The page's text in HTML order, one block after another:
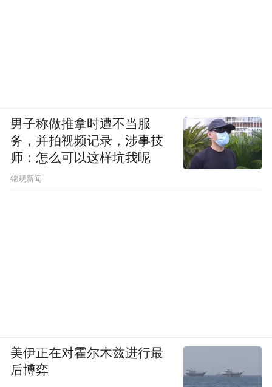
男子称做推拿时遭不当服
务，并拍视频记录，涉事技
师：怎么可以这样坑我呢
锦观新闻
美伊正在对霍尔木兹进行最
后博弈